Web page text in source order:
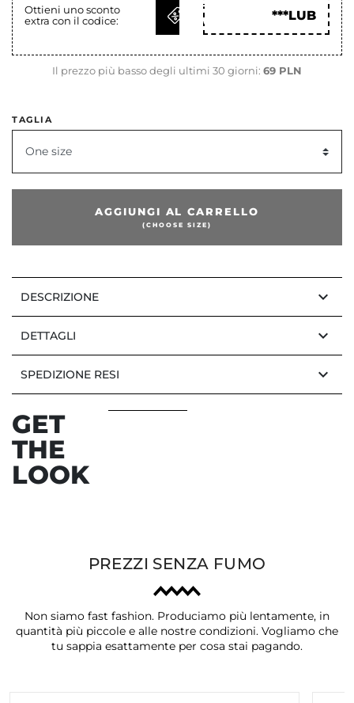
Ottieni uno sconto
extra con il codice:
OTTIENI
COD
***LUB
Il prezzo più basso degli ultimi 30 giorni: 69 PLN
TAGLIA
One size
AGGIUNGI AL CARRELLO
(CHOOSE SIZE)
DESCRIZIONE keyboard_arrow_down
DETTAGLI keyboard_arrow_down
SPEDIZIONE RESI keyboard_arrow_down
GET
THE
LOOK
PREZZI SENZA FUMO
Non siamo fast fashion. Produciamo più lentamente, in
quantità più piccole e alle nostre condizioni. Vogliamo che
tu sappia esattamente per cosa stai pagando.